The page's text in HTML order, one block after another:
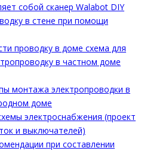
собой сканер Walabot DIY
в стене при помощи
проводку в доме схема для
в частном доме
монтажа электропроводки в
доме
электроснабжения (проект
и выключателей)
при составлении